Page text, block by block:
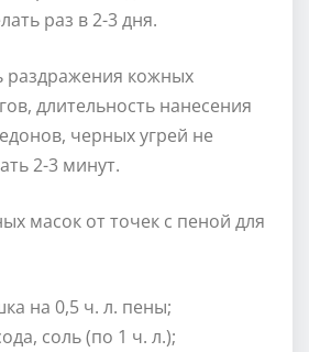
раз в 2-3 дня.
раздражения кожных
длительность нанесения
черных угрей не
2-3 минут.
масок от точек с пеной для
на 0,5 ч. л. пены;
соль (по 1 ч. л.);